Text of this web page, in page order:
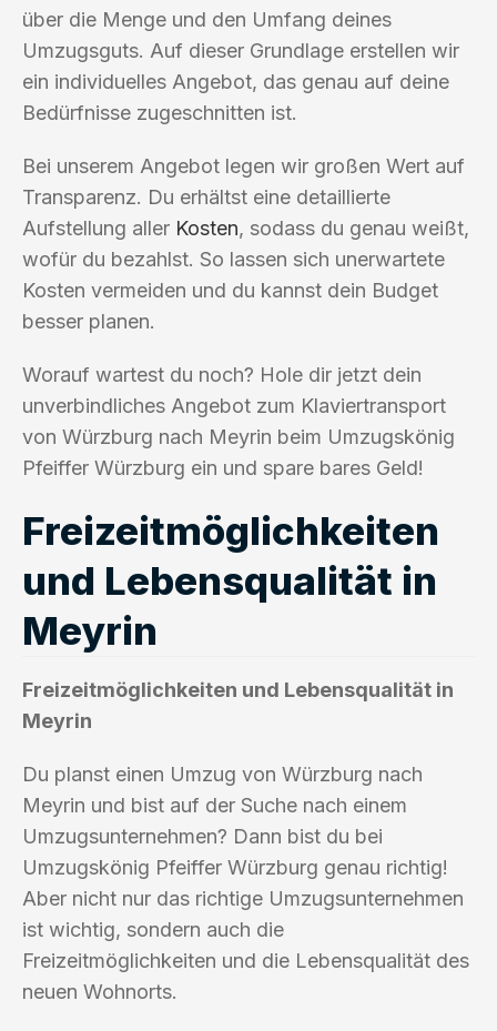
über die Menge und den Umfang deines
Umzugsguts. Auf dieser Grundlage erstellen wir
ein individuelles Angebot, das genau auf deine
Bedürfnisse zugeschnitten ist.
Bei unserem Angebot legen wir großen Wert auf
Transparenz. Du erhältst eine detaillierte
Aufstellung aller Kosten, sodass du genau weißt,
wofür du bezahlst. So lassen sich unerwartete
Kosten vermeiden und du kannst dein Budget
besser planen.
Worauf wartest du noch? Hole dir jetzt dein
unverbindliches Angebot zum Klaviertransport
von Würzburg nach Meyrin beim Umzugskönig
Pfeiffer Würzburg ein und spare bares Geld!
Freizeitmöglichkeiten
und Lebensqualität in
Meyrin
Freizeitmöglichkeiten und Lebensqualität in
Meyrin
Du planst einen Umzug von Würzburg nach
Meyrin und bist auf der Suche nach einem
Umzugsunternehmen? Dann bist du bei
Umzugskönig Pfeiffer Würzburg genau richtig!
Aber nicht nur das richtige Umzugsunternehmen
ist wichtig, sondern auch die
Freizeitmöglichkeiten und die Lebensqualität des
neuen Wohnorts.